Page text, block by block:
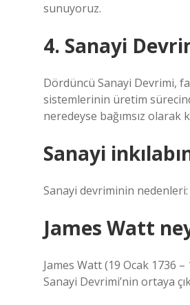
sunuyoruz.
4. Sanayi
Dördüncü Sanayi Devrimi,
sistemlerinin üretim
neredeyse bağımsız
Sanayi
Sanayi devriminin nedenleri:
James Watt
James Watt (19 Ocak 1736
Sanayi Devrimi’nin ortaya